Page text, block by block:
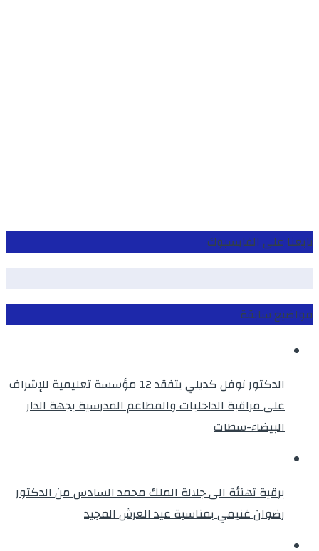
تابعنا على الفايسبوك
مواضيع سابقة
الدكتور نوفل كديلي يتفقد 12 مؤسسة تعليمية للإشراف
على مراقبة الداخليات والمطاعم المدرسية بجهة الدار
البيضاء-سطات
برقية تهنئة الى جلالة الملك محمد السادس من الدكتور
رضوان غنيمي بمناسبة عيد العرش المجيد